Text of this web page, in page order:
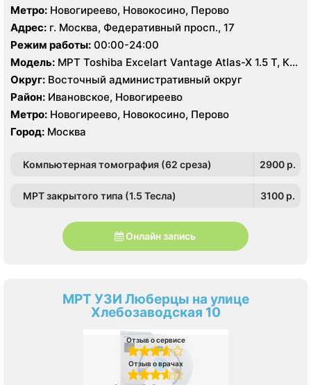
Метро: Новогиреево, Новокосино, Перово
Адрес: г. Москва, Федеративный просп., 17
Режим работы: 00:00-24:00
Модель: МРТ Toshiba Excelart Vantage Atlas-X 1.5 T, КТ
Toshiba Aquilion 64 среза, УЗИ
Округ: Восточный административный округ
Район: Ивановское, Новогиреево
Метро: Новогиреево, Новокосино, Перово
Город: Москва
Компьютерная томография (62 среза) 2900 p.
МРТ закрытого типа (1.5 Тесла) 3100 p.
Онлайн запись
МРТ УЗИ Люберцы на улице
Хлебозаводская 10
Отзыв о сервисе
Отзыв о врачах